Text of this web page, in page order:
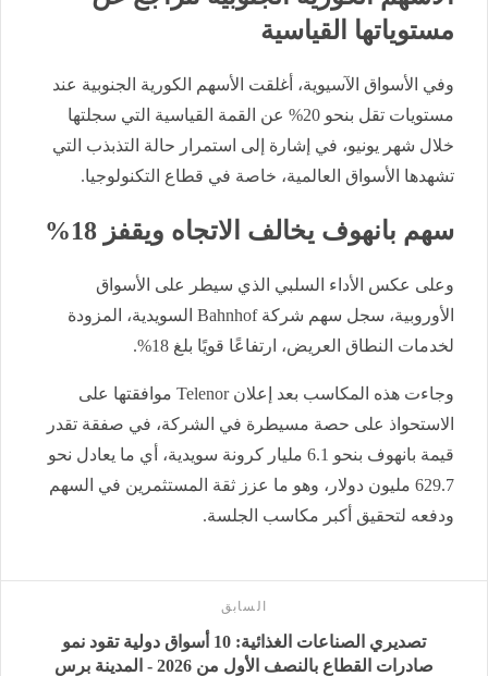
مستوياتها القياسية
وفي الأسواق الآسيوية، أغلقت الأسهم الكورية الجنوبية عند
مستويات تقل بنحو 20% عن القمة القياسية التي سجلتها
خلال شهر يونيو، في إشارة إلى استمرار حالة التذبذب التي
تشهدها الأسواق العالمية، خاصة في قطاع التكنولوجيا.
سهم بانهوف يخالف الاتجاه ويقفز 18%
وعلى عكس الأداء السلبي الذي سيطر على الأسواق
الأوروبية، سجل سهم شركة Bahnhof السويدية، المزودة
لخدمات النطاق العريض، ارتفاعًا قويًا بلغ 18%.
وجاءت هذه المكاسب بعد إعلان Telenor موافقتها على
الاستحواذ على حصة مسيطرة في الشركة، في صفقة تقدر
قيمة بانهوف بنحو 6.1 مليار كرونة سويدية، أي ما يعادل نحو
629.7 مليون دولار، وهو ما عزز ثقة المستثمرين في السهم
ودفعه لتحقيق أكبر مكاسب الجلسة.
السابق
تصديري الصناعات الغذائية: 10 أسواق دولية تقود نمو
صادرات القطاع بالنصف الأول من 2026 - المدينة برس